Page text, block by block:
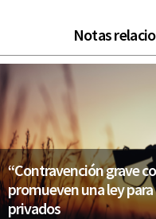
Notas
“Contravención grave
promueven una ley
privados